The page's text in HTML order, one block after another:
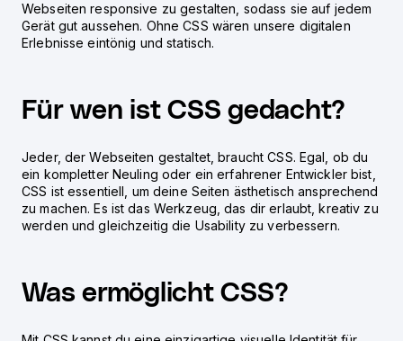
Webseiten responsive zu gestalten, sodass sie auf jedem
Gerät gut aussehen. Ohne CSS wären unsere digitalen
Erlebnisse eintönig und statisch.
Für wen ist CSS gedacht?
Jeder, der Webseiten gestaltet, braucht CSS. Egal, ob du
ein kompletter Neuling oder ein erfahrener Entwickler bist,
CSS ist essentiell, um deine Seiten ästhetisch ansprechend
zu machen. Es ist das Werkzeug, das dir erlaubt, kreativ zu
werden und gleichzeitig die Usability zu verbessern.
Was ermöglicht CSS?